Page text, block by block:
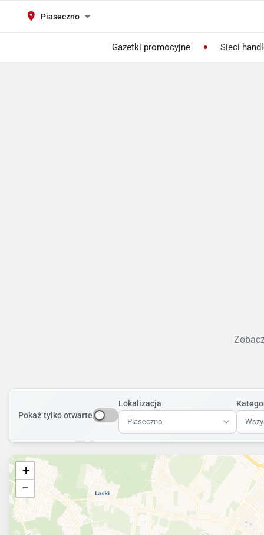
Piaseczno
Gazetki promocyjne Sieci
Pokaż tylko otwarte
Lokalizacja
Piaseczno
+
−